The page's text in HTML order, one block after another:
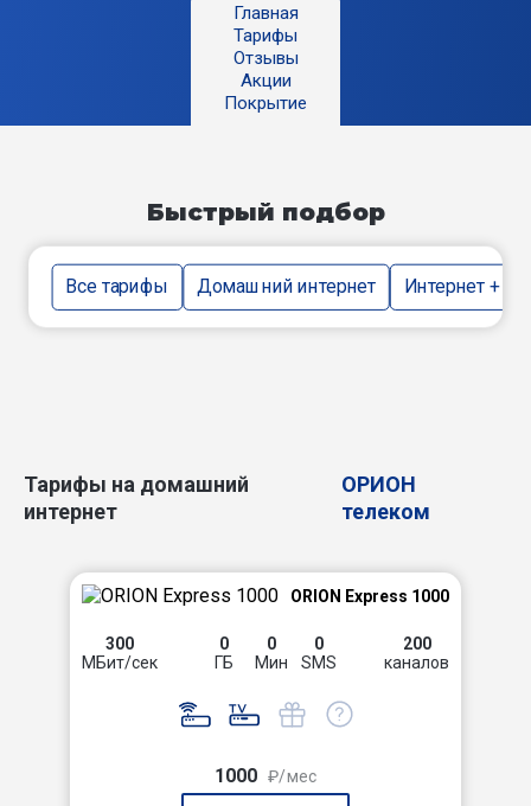
Главная
Тарифы
Отзывы
Акции
Покрытие
Быстрый подбор
Все тарифы Домашний интернет Интернет + тв
Тарифы на домашний
интернет
ОРИОН
телеком
ORION Express 1000
300
МБит/сек
0
ГБ
0
Мин
0
SMS
200
каналов
1000 ₽/мес